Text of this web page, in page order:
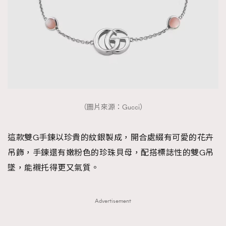
（圖片來源：Gucci）
這款雙G手鍊以珍貴的紋銀製成，開合處綴有可愛的花卉
吊飾，手鍊還有嫩粉色的珍珠貝母，配搭標誌性的雙G吊
墜，能襯托得更又氣質。
Advertisement